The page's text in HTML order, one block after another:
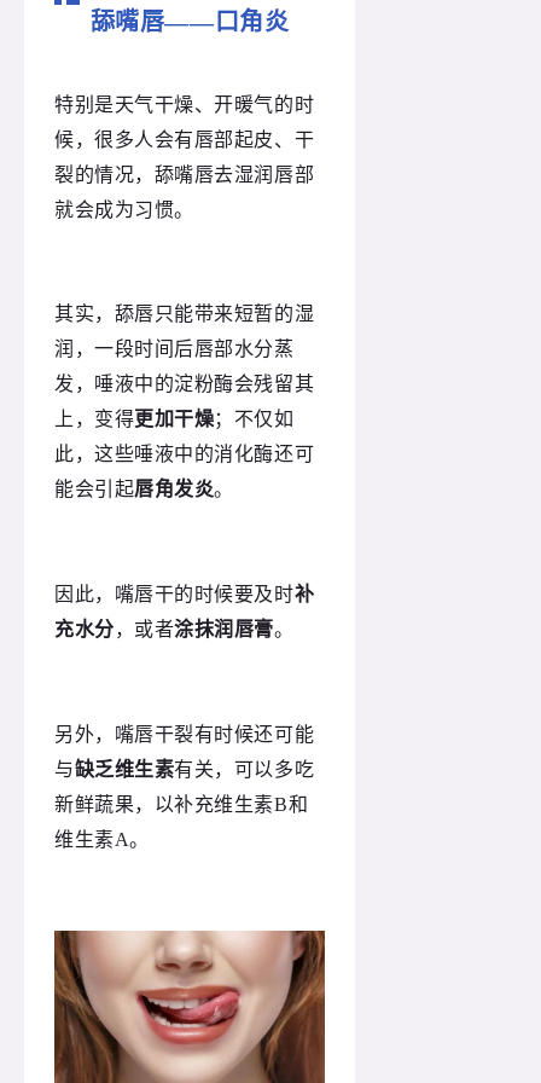
舔嘴唇——口角炎
特别是天气干燥、开暖气的时
候，很多人会有唇部起皮、干
裂的情况，舔嘴唇去湿润唇部
就会成为习惯。
其实，舔唇只能带来短暂的湿
润，一段时间后唇部水分蒸
发，唾液中的淀粉酶会残留其
上，变得更加干燥；不仅如
此，这些唾液中的消化酶还可
能会引起唇角发炎。
因此，嘴唇干的时候要及时补
充水分，或者涂抹润唇膏。
另外，嘴唇干裂有时候还可能
与缺乏维生素有关，可以多吃
新鲜蔬果，以补充维生素B和
维生素A。